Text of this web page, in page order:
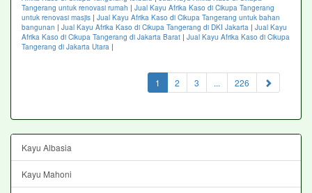
Tangerang untuk renovasi rumah | Jual Kayu Afrika Kaso di Cikupa Tangerang
untuk renovasi masjis | Jual Kayu Afrika Kaso di Cikupa Tangerang untuk bahan
bangunan | Jual Kayu Afrika Kaso di Cikupa Tangerang di DKI Jakarta | Jual Kayu
Afrika Kaso di Cikupa Tangerang di Jakarta Barat | Jual Kayu Afrika Kaso di Cikupa
Tangerang di Jakarta Utara |
1 (current)
2 3 ... 226
Kayu Albasia
Kayu Mahoni